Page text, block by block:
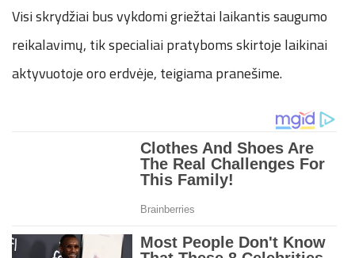
Visi skrydžiai bus vykdomi griežtai laikantis saugumo
reikalavimų, tik specialiai pratyboms skirtoje laikinai
aktyvuotoje oro erdvėje, teigiama pranešime.